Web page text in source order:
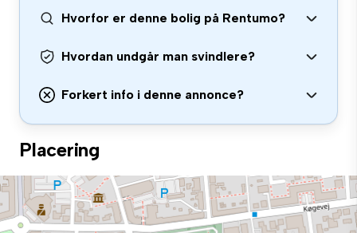
Hvorfor er denne bolig på Rentumo?
Hvordan undgår man svindlere?
Forkert info i denne annonce?
Placering